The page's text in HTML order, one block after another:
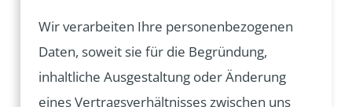
Wir verarbeiten Ihre personenbezogenen
Daten, soweit sie für die Begründung,
inhaltliche Ausgestaltung oder Änderung
eines Vertragsverhältnisses zwischen uns